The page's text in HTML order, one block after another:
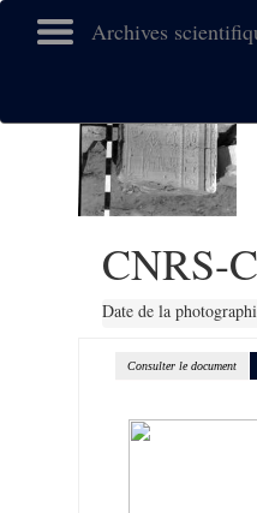
Archives
CNRS-
Date de la
Consulter le document